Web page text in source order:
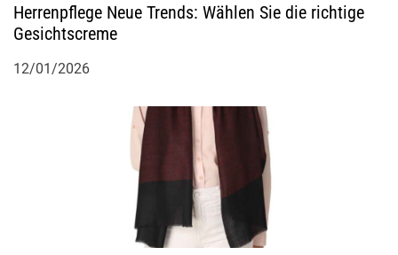
Herrenpflege Neue Trends: Wählen Sie die richtige
Gesichtscreme
12/01/2026